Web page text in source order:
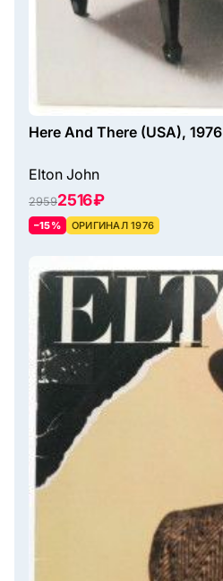
Here And There (USA), 1976
Elton John
29592516 ₽
–15% ОРИГИНАЛ 1976